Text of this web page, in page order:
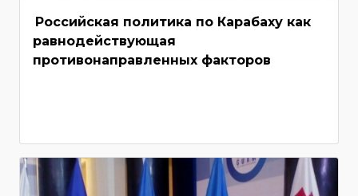
Российская политика по Карабаху как
равнодействующая
противонаправленных факторов